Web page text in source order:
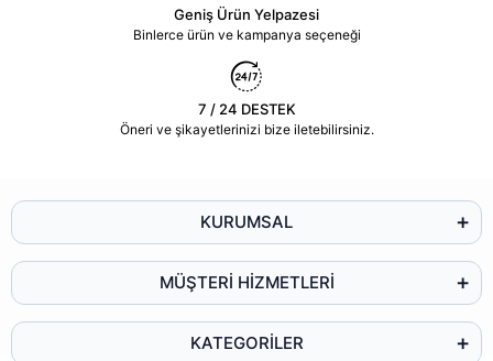
Geniş Ürün Yelpazesi
Binlerce ürün ve kampanya seçeneği
7 / 24 DESTEK
Öneri ve şikayetlerinizi bize iletebilirsiniz.
KURUMSAL
MÜŞTERİ HİZMETLERİ
KATEGORİLER